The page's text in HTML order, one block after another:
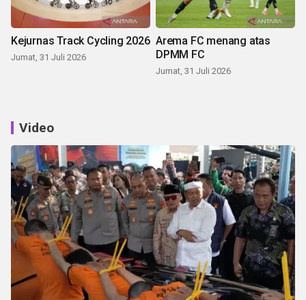
Kejurnas Track Cycling 2026
Jumat, 31 Juli 2026
Arema FC menang atas
DPMM FC
Jumat, 31 Juli 2026
Video